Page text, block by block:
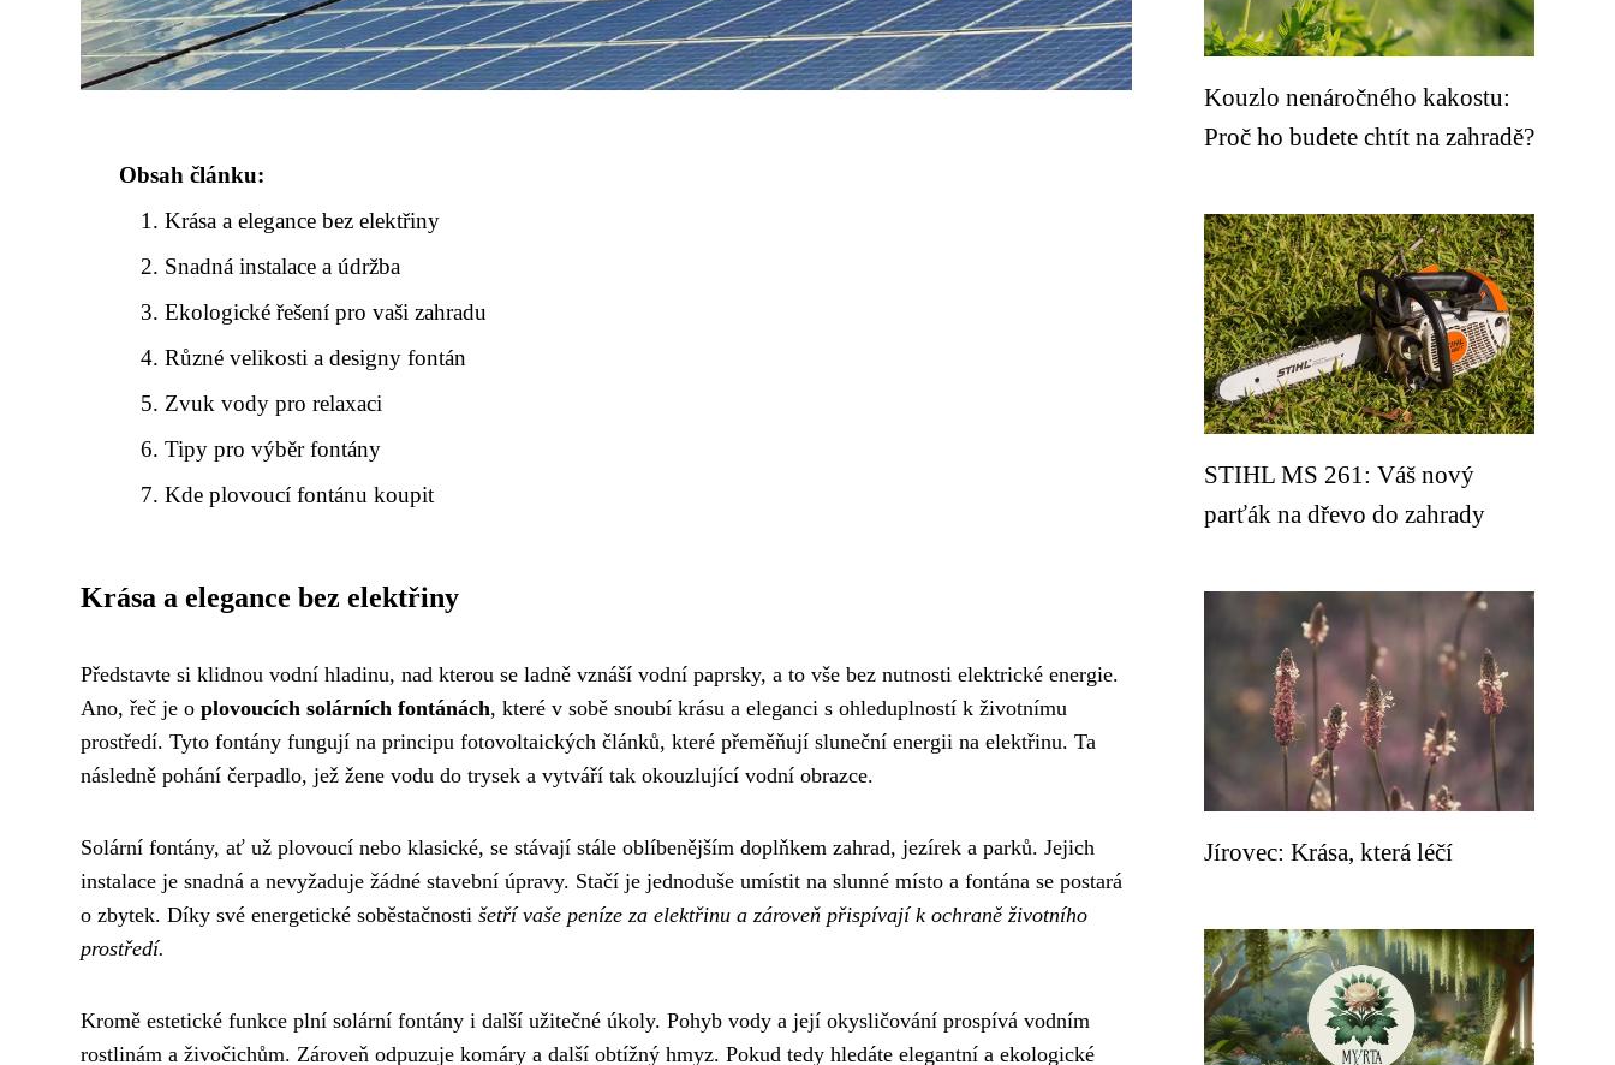
Obsah článku:
Krása a elegance bez elektřiny
Snadná instalace a údržba
Ekologické řešení pro vaši zahradu
Různé velikosti a designy fontán
Zvuk vody pro relaxaci
Tipy pro výběr fontány
Kde plovoucí fontánu koupit
Krása a elegance bez elektřiny
Představte si klidnou vodní hladinu, nad kterou se ladně vznáší vodní paprsky, a to vše bez nutnosti elektrické energie.
Ano, řeč je o plovoucích solárních fontánách, které v sobě snoubí krásu a eleganci s ohleduplností k životnímu
prostředí. Tyto fontány fungují na principu fotovoltaických článků, které přeměňují sluneční energii na elektřinu. Ta
následně pohání čerpadlo, jež žene vodu do trysek a vytváří tak okouzlující vodní obrazce.
Solární fontány, ať už plovoucí nebo klasické, se stávají stále oblíbenějším doplňkem zahrad, jezírek a parků. Jejich
instalace je snadná a nevyžaduje žádné stavební úpravy. Stačí je jednoduše umístit na slunné místo a fontána se postará
o zbytek. Díky své energetické soběstačnosti šetří vaše peníze za elektřinu a zároveň přispívají k ochraně životního
prostředí.
Kromě estetické funkce plní solární fontány i další užitečné úkoly. Pohyb vody a její okysličování prospívá vodním
rostlinám a živočichům. Zároveň odpuzuje komáry a další obtížný hmyz. Pokud tedy hledáte elegantní a ekologické
Kouzlo nenáročného kakostu:
Proč ho budete chtít na zahradě?
STIHL MS 261: Váš nový
parťák na dřevo do zahrady
Jírovec: Krása, která léčí